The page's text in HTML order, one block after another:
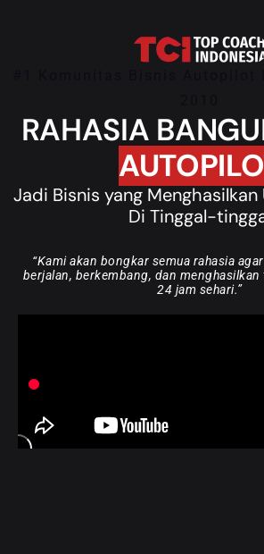
RAHASIA
Jadi Bisnis yang
Di Tinggal-
“Kami akan bongkar semua rahasia
berjalan, berkembang, dan menghasilkan
24 jam sehari.”